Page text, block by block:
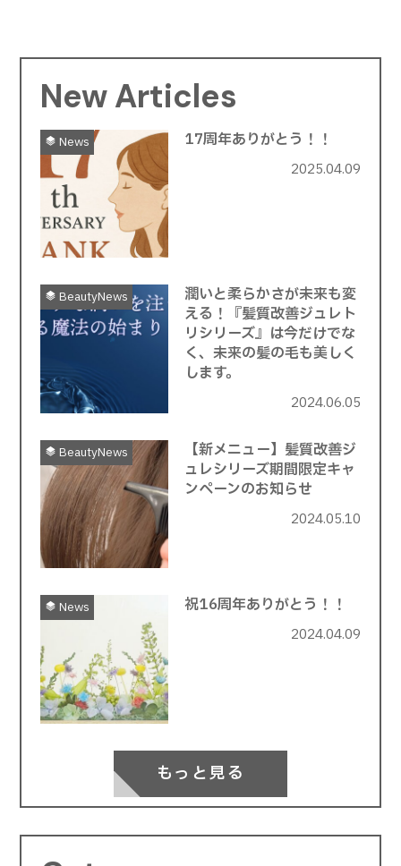
New Articles
News 17周年ありがとう！！
2025.04.09
BeautyNews
潤いと柔らかさが未来も変
える！『髪質改善ジュレト
リシリーズ』は今だけでな
く、未来の髪の毛も美しく
します。
2024.06.05
BeautyNews
【新メニュー】髪質改善ジ
ュレシリーズ期間限定キャ
ンペーンのお知らせ
2024.05.10
News 祝16周年ありがとう！！
2024.04.09
もっと見る